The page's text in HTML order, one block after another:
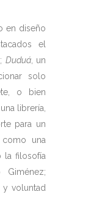
en diseño
el
; Duduá, un
solo
o bien
librería,
para un
una
la filosofía
voluntad